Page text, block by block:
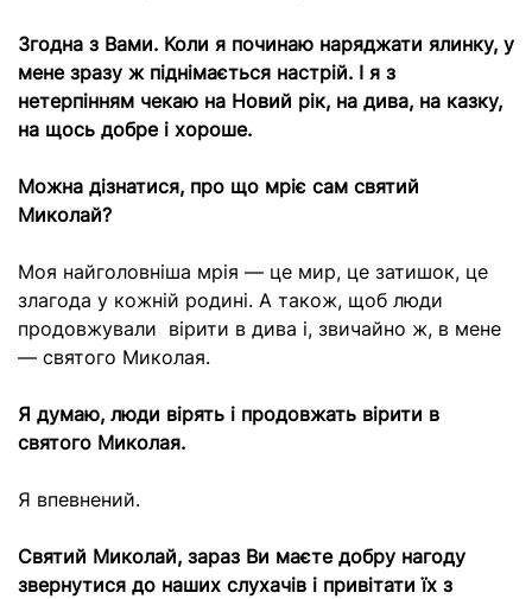
Згодна з Вами. Коли я починаю наряджати ялинку, у
мене зразу ж піднімається настрій. І я з
нетерпінням чекаю на Новий рік, на дива, на казку,
на щось добре і хороше.
Можна дізнатися, про що мріє сам святий
Миколай?
Моя найголовніша мрія — це мир, це затишок, це
злагода у кожній родині. А також, щоб люди
продовжували вірити в дива і, звичайно ж, в мене
— святого Миколая.
Я думаю, люди вірять і продовжать вірити в
святого Миколая.
Я впевнений.
Святий Миколай, зараз Ви маєте добру нагоду
звернутися до наших слухачів і привітати їх з